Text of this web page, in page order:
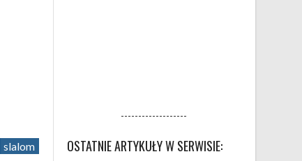
slalom
-------------------
OSTATNIE ARTYKUŁY W SERWISIE: